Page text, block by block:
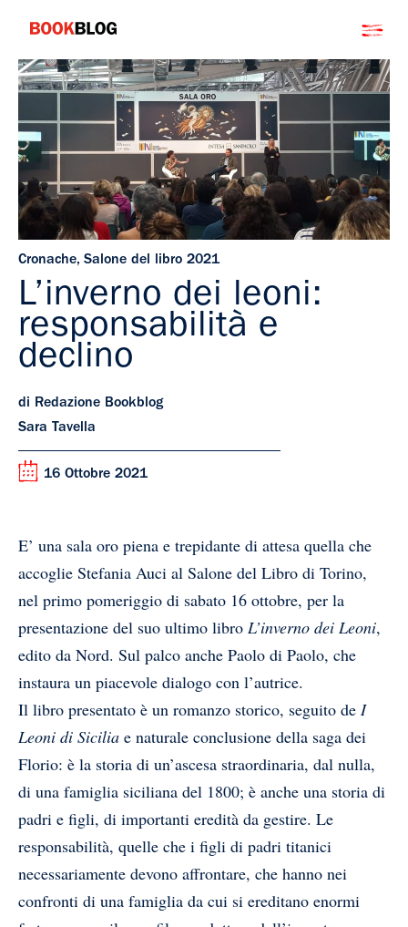
contenuto
Bookblog
Cronache, Salone del libro 2021
L’inverno dei leoni:
responsabilità e
declino
di Redazione Bookblog
Sara Tavella
16 Ottobre 2021
E’ una sala oro piena e trepidante di attesa quella che
accoglie Stefania Auci al Salone del Libro di Torino,
nel primo pomeriggio di sabato 16 ottobre, per la
presentazione del suo ultimo libro L’inverno dei Leoni,
edito da Nord. Sul palco anche Paolo di Paolo, che
instaura un piacevole dialogo con l’autrice.
Il libro presentato è un romanzo storico, seguito de I
Leoni di Sicilia e naturale conclusione della saga dei
Florio: è la storia di un’ascesa straordinaria, dal nulla,
di una famiglia siciliana del 1800; è anche una storia di
padri e figli, di importanti eredità da gestire. Le
responsabilità, quelle che i figli di padri titanici
necessariamente devono affrontare, che hanno nei
confronti di una famiglia da cui si ereditano enormi